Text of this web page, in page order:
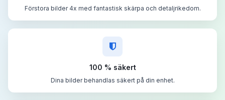
Förstora bilder 4x med fantastisk skärpa och detaljrikedom.
100 % säkert
Dina bilder behandlas säkert på din enhet.